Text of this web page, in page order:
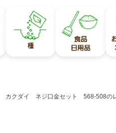
カクダイ ネジ口金セット 568-508のレ